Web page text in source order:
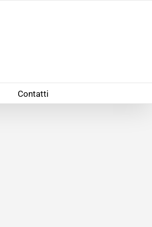
Contatti